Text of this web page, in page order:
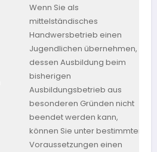
Wenn Sie als
mittelständisches
Handwersbetrieb einen
Jugendlichen übernehmen,
dessen Ausbildung beim
bisherigen
Ausbildungsbetrieb aus
besonderen Gründen nicht
beendet werden kann,
können Sie unter bestimmten
Voraussetzungen einen